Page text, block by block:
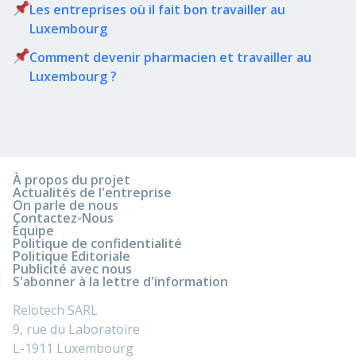
Les entreprises où il fait bon travailler au
Luxembourg
Comment devenir pharmacien et travailler au
Luxembourg ?
À propos du projet
Actualités de l'entreprise
On parle de nous
Contactez-Nous
Équipe
Politique de confidentialité
Politique Editoriale
Publicité avec nous
S'abonner à la lettre d'information
Relotech SARL
9, rue du Laboratoire
L-1911 Luxembourg